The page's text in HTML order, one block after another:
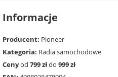
Informacje
Producent: Pioneer
Kategoria: Radia samochodowe
Cenyod 799 złdo 999 zł